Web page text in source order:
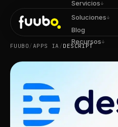
Servicios↓
Soluciones↓
Blog
Recursos↓
FUUBO/APPS IA /DESCRIPT